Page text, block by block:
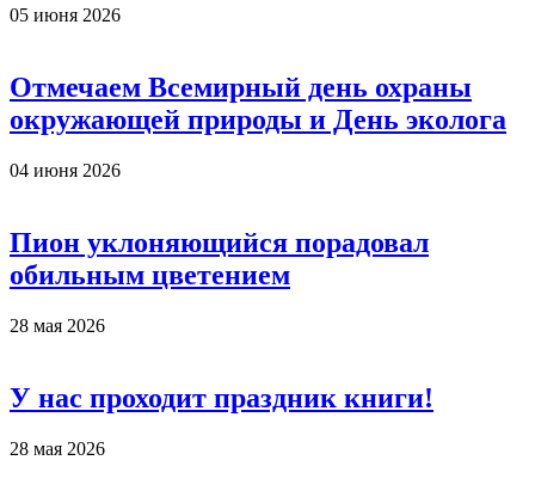
05 июня 2026
Отмечаем Всемирный день охраны
окружающей природы и День эколога
04 июня 2026
Пион уклоняющийся порадовал
обильным цветением
28 мая 2026
У нас проходит праздник книги!
28 мая 2026